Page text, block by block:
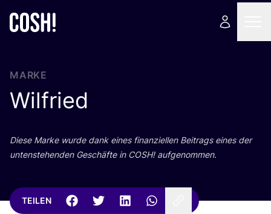
MARKE
Wilfried
Die­se Mar­ke wur­de dank eines finan­zi­el­len Bei­trags eines der
unten­ste­hen­den Geschäf­te in COSH! aufgenommen.
TEILEN